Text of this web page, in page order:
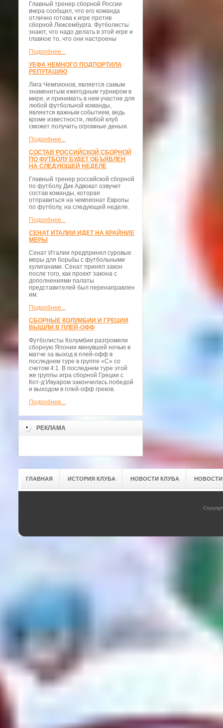
Главный тренер сборной России
вчера сообщил, что его команда
отлично готова к игре против
сборной Люксембурга. Футболисты
знают, что надо делать в этой игре и
главное то, что они настроены
Подробнее...
УЕФА НЕМНОГО ПОДПОРТИЛА
РЕПУТАЦИЮ
Лига Чемпионов, является самым
знаменитым ежегодным турниром в
мире, и принимать в нем участие для
любой футбольной команды,
является важным событием, ведь
кроме известности, любой клуб
сможет получить огромные деньги.
Подробнее...
СОСТАВ РОССИЙСКОЙ СБОРНОЙ
ПО ФУТБОЛУ БУДЕТ ОБЪЯВЛЕН
НА СЛЕДУЮЩЕЙ НЕДЕЛЕ
Главный тренер российской сборной
по футболу Дик Адвокат озвучит
состав команды, которая
отправиться на чемпионат Европы
по футболу, на следующей неделе.
Подробнее...
СЕНАТ ИТАЛИИ ИДЕТ НА КРАЙНИЕ
МЕРЫ
Сенат Италии предпринял суровые
меры для борьбы с футбольными
хулиганами. Сенат принял закон
после того, как проект закона с
дополнениями палаты
представителей был перенаправлен
им.
Подробнее...
СБОРНЫЕ КОЛУМБИИ И ГРЕЦИИ
ВЫШЛИ В ПЛЕЙ-ОФФ
Футболисты Колумбии разгромили
сборную Японии минувшей ночью в
матче за выход в плей-офф в
последнем туре в группе «С» со
счетом 4:1. В последнем туре этой
же группы игра сборной Греции с
Кот-д’Ивуаром закончилась победой
и выходом в плей-офф греков.
Подробнее...
РЕКЛАМА
ГЛАВНАЯ ИСТОРИЯ КЛУБА НОВОСТИ КЛУБА